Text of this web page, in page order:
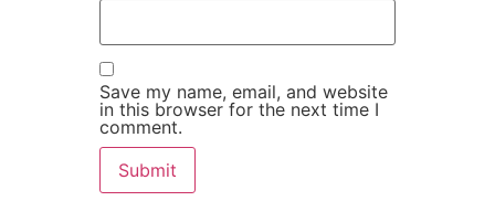
Save my name, email, and website
in this browser for the next time I
comment.